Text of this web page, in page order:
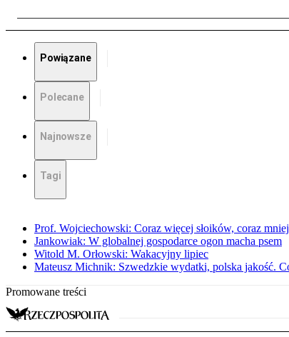
Powiązane
Polecane
Najnowsze
Tagi
Prof. Wojciechowski: Coraz więcej słoików, coraz mniej
Jankowiak: W globalnej gospodarce ogon macha psem
Witold M. Orłowski: Wakacyjny lipiec
Mateusz Michnik: Szwedzkie wydatki, polska jakość.
Promowane treści